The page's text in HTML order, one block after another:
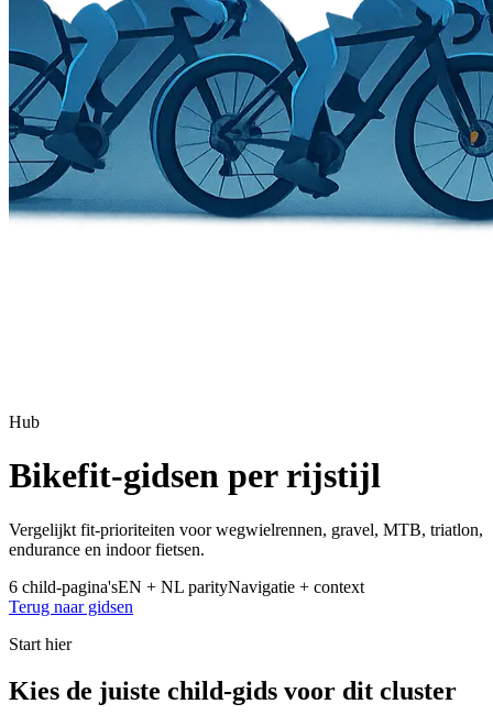
Hub
Bikefit-gidsen per rijstijl
Vergelijkt fit-prioriteiten voor wegwielrennen, gravel, MTB, triatlon,
endurance en indoor fietsen.
6 child-pagina'sEN + NL parityNavigatie + context
Terug naar gidsen
Start hier
Kies de juiste child-gids voor dit cluster